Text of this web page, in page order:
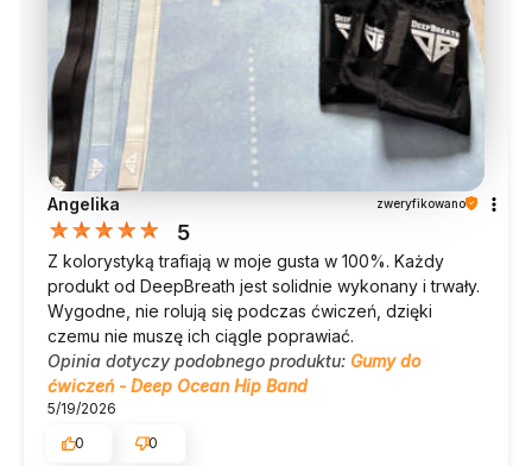
Angelika zweryfikowano
5
Z kolorystyką trafiają w moje gusta w 100%. Każdy
produkt od DeepBreath jest solidnie wykonany i trwały.
Wygodne, nie rolują się podczas ćwiczeń, dzięki
czemu nie muszę ich ciągle poprawiać.
Opinia dotyczy podobnego produktu: Gumy do
ćwiczeń - Deep Ocean Hip Band
5/19/2026
0
0